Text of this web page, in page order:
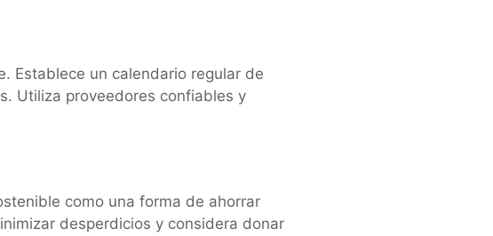
Establece un calendario regular de
Utiliza proveedores confiables y
como una forma de ahorrar
desperdicios y considera donar